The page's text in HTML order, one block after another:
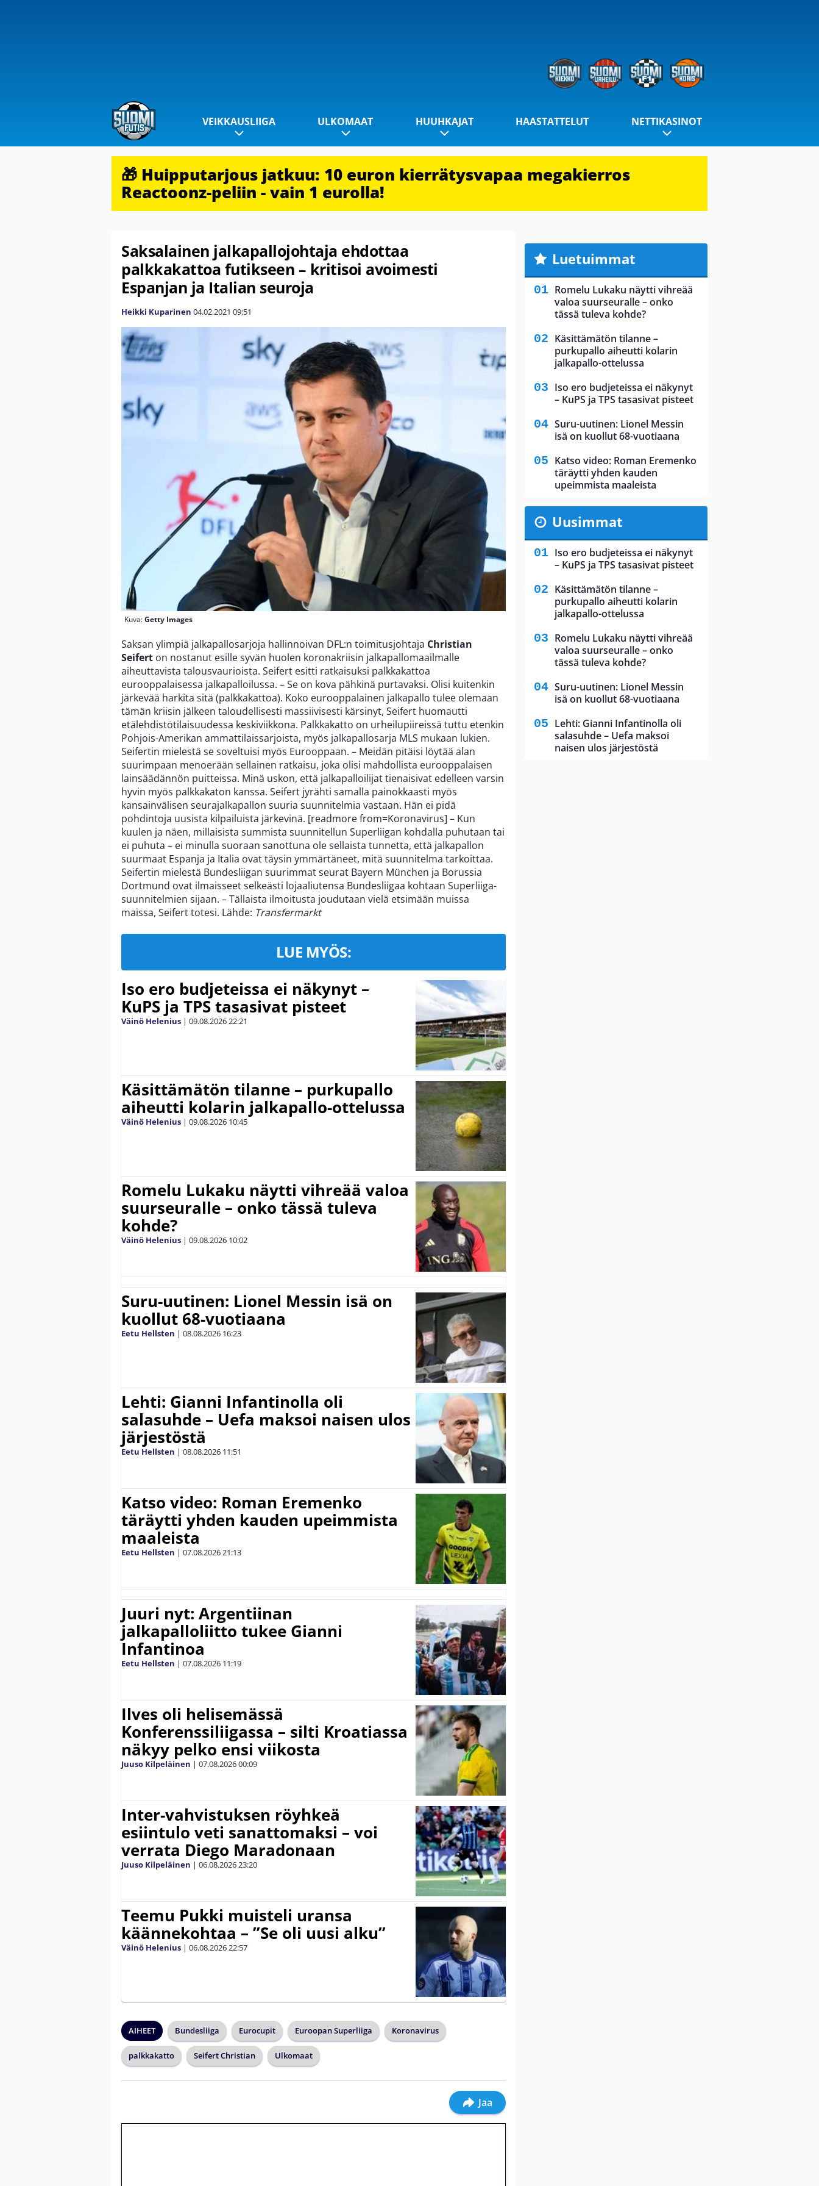
VEIKKAUSLIIGA ULKOMAAT HUUHKAJAT HAASTATTELUT NETTIKASINOT
🎁 Huipputarjous jatkuu: 10 euron kierrätysvapaa megakierros
Reactoonz-peliin - vain 1 eurolla!
Saksalainen jalkapallojohtaja ehdottaa
palkkakattoa futikseen – kritisoi avoimesti
Espanjan ja Italian seuroja
Heikki Kuparinen 04.02.2021 09:51
Kuva:Getty Images
Saksan ylimpiä jalkapallosarjoja hallinnoivan DFL:n toimitusjohtaja Christian
Seifert on nostanut esille syvän huolen koronakriisin jalkapallomaailmalle
aiheuttavista talousvaurioista. Seifert esitti ratkaisuksi palkkakattoa
eurooppalaisessa jalkapalloilussa. – Se on kova pähkinä purtavaksi. Olisi kuitenkin
järkevää harkita sitä (palkkakattoa). Koko eurooppalainen jalkapallo tulee olemaan
tämän kriisin jälkeen taloudellisesti massiivisesti kärsinyt, Seifert huomautti
etälehdistötilaisuudessa keskiviikkona. Palkkakatto on urheilupiireissä tuttu etenkin
Pohjois-Amerikan ammattilaissarjoista, myös jalkapallosarja MLS mukaan lukien.
Seifertin mielestä se soveltuisi myös Eurooppaan. – Meidän pitäisi löytää alan
suurimpaan menoerään sellainen ratkaisu, joka olisi mahdollista eurooppalaisen
lainsäädännön puitteissa. Minä uskon, että jalkapalloilijat tienaisivat edelleen varsin
hyvin myös palkkakaton kanssa. Seifert jyrähti samalla painokkaasti myös
kansainvälisen seurajalkapallon suuria suunnitelmia vastaan. Hän ei pidä
pohdintoja uusista kilpailuista järkevinä. [readmore from=Koronavirus] – Kun
kuulen ja näen, millaisista summista suunnitellun Superliigan kohdalla puhutaan tai
ei puhuta – ei minulla suoraan sanottuna ole sellaista tunnetta, että jalkapallon
suurmaat Espanja ja Italia ovat täysin ymmärtäneet, mitä suunnitelma tarkoittaa.
Seifertin mielestä Bundesliigan suurimmat seurat Bayern München ja Borussia
Dortmund ovat ilmaisseet selkeästi lojaaliutensa Bundesliigaa kohtaan Superliiga-
suunnitelmien sijaan. – Tällaista ilmoitusta joudutaan vielä etsimään muissa
maissa, Seifert totesi. Lähde: Transfermarkt
LUE MYÖS:
Iso ero budjeteissa ei näkynyt –
KuPS ja TPS tasasivat pisteet
Väinö Helenius | 09.08.202622:21
Käsittämätön tilanne – purkupallo
aiheutti kolarin jalkapallo-ottelussa
Väinö Helenius | 09.08.2026 10:45
Romelu Lukaku näytti vihreää valoa
suurseuralle – onko tässä tuleva
kohde?
Väinö Helenius | 09.08.2026 10:02
Suru-uutinen: Lionel Messin isä on
kuollut 68-vuotiaana
Eetu Hellsten | 08.08.2026 16:23
Lehti: Gianni Infantinolla oli
salasuhde – Uefa maksoi naisen ulos
järjestöstä
Eetu Hellsten | 08.08.2026 11:51
Katso video: Roman Eremenko
täräytti yhden kauden upeimmista
maaleista
Eetu Hellsten | 07.08.202621:13
Juuri nyt: Argentiinan
jalkapalloliitto tukee Gianni
Infantinoa
Eetu Hellsten | 07.08.2026 11:19
Ilves oli helisemässä
Konferenssiliigassa – silti Kroatiassa
näkyy pelko ensi viikosta
Juuso Kilpeläinen | 07.08.202600:09
Inter-vahvistuksen röyhkeä
esiintulo veti sanattomaksi – voi
verrata Diego Maradonaan
Juuso Kilpeläinen | 06.08.202623:20
Teemu Pukki muisteli uransa
käännekohtaa – ”Se oli uusi alku”
Väinö Helenius | 06.08.202622:57
AIHEET Bundesliiga Eurocupit Euroopan Superliiga Koronavirus
palkkakatto Seifert Christian Ulkomaat
Jaa
Luetuimmat
Romelu Lukaku näytti vihreää
valoa suurseuralle – onko
tässä tuleva kohde?
Käsittämätön tilanne –
purkupallo aiheutti kolarin
jalkapallo-ottelussa
Iso ero budjeteissa ei näkynyt
– KuPS ja TPS tasasivat pisteet
Suru-uutinen: Lionel Messin
isä on kuollut 68-vuotiaana
Katso video: Roman Eremenko
täräytti yhden kauden
upeimmista maaleista
Uusimmat
Iso ero budjeteissa ei näkynyt
– KuPS ja TPS tasasivat pisteet
Käsittämätön tilanne –
purkupallo aiheutti kolarin
jalkapallo-ottelussa
Romelu Lukaku näytti vihreää
valoa suurseuralle – onko
tässä tuleva kohde?
Suru-uutinen: Lionel Messin
isä on kuollut 68-vuotiaana
Lehti: Gianni Infantinolla oli
salasuhde – Uefa maksoi
naisen ulos järjestöstä